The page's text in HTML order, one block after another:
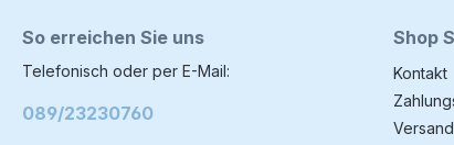
So erreichen Sie uns
Telefonisch oder per E-Mail:
089/23230760
Shop
Kontakt